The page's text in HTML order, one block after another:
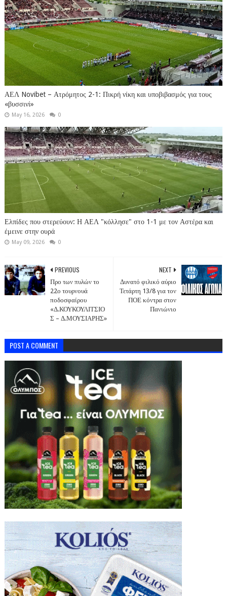
ΑΕΛ Novibet – Ατρόμητος 2-1: Πικρή νίκη και υποβιβασμός για τους
«βυσσινί»
May 16, 2026 0
Ελπίδες που στερεύουν: Η ΑΕΛ "κόλλησε" στο 1-1 με τον Αστέρα και
έμεινε στην ουρά
May 09, 2026 0
NEXT
Δυνατό φιλικό αύριο
Τετάρτη 13/8 για τον
ΠΟΕ κόντρα στον
Πανιώνιο
PREVIOUS
Προ των πυλών το
22ο τουρνουά
ποδοσφαίρου
«Δ.ΚΟΥΚΟΥΛΙΤΣΙΟ
Σ – Δ.ΜΟΥΣΙΑΡΗΣ»
POST A COMMENT